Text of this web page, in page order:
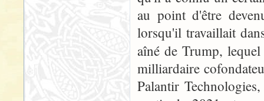
au point d'être
lorsqu'il travaillait
aîné de Trump,
milliardaire
Palantir